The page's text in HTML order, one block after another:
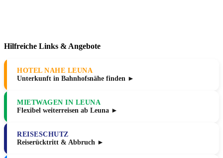
Hilfreiche Links & Angebote
HOTEL NAHE LEUNA
Unterkunft in Bahnhofsnähe finden ►
MIETWAGEN IN LEUNA
Flexibel weiterreisen ab Leuna ►
REISESCHUTZ
Reiserücktritt & Abbruch ►